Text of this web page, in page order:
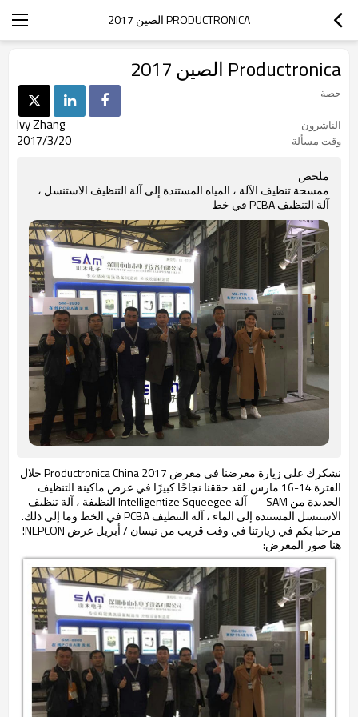
PRODUCTRONICA الصين 2017
Productronica الصين 2017
حصة
الناشرون
Ivy Zhang
وقت مسألة 2017/3/20
ملخص
ممسحة تنظيف الآلة ، المياه المستندة إلى آلة التنظيف الاستنسل ،
آلة التنظيف PCBA في خط
نشكرك على زيارة معرضنا في معرض Productronica China 2017 خلال
الفترة 14-16 مارس. لقد حققنا نجاحًا كبيرًا في عرض ماكينة التنظيف
الجديدة من SAM --- آلة Intelligentize Squeegee النظيفة ، آلة تنظيف
الاستنسل المستندة إلى الماء ، آلة التنظيف PCBA في الخط وما إلى ذلك.
مرحبا بكم في زيارتنا في وقت قريب من نيسان / أبريل عرض NEPCON!
هنا صور المعرض: